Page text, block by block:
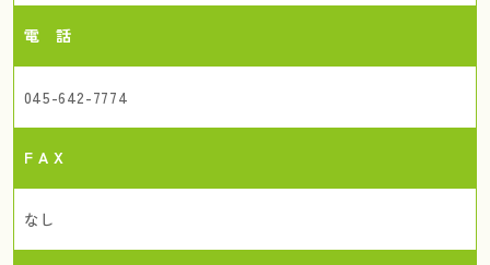
電 話
045-642-7774
F A X
なし